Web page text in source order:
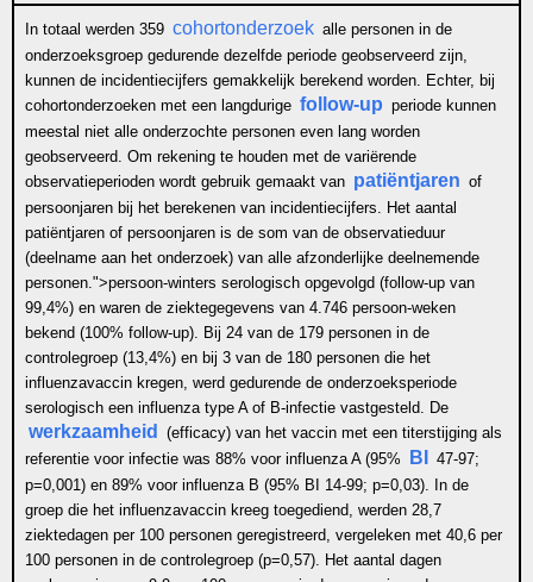
In totaal werden 359 cohortonderzoek alle personen in de
onderzoeksgroep gedurende dezelfde periode geobserveerd zijn,
kunnen de incidentiecijfers gemakkelijk berekend worden. Echter, bij
cohortonderzoeken met een langdurige follow-up periode kunnen
meestal niet alle onderzochte personen even lang worden
geobserveerd. Om rekening te houden met de variërende
observatieperioden wordt gebruik gemaakt van patiëntjaren of
persoonjaren bij het berekenen van incidentiecijfers. Het aantal
patiëntjaren of persoonjaren is de som van de observatieduur
(deelname aan het onderzoek) van alle afzonderlijke deelnemende
personen.">persoon-winters serologisch opgevolgd (follow-up van
99,4%) en waren de ziektegegevens van 4.746 persoon-weken
bekend (100% follow-up). Bij 24 van de 179 personen in de
controlegroep (13,4%) en bij 3 van de 180 personen die het
influenzavaccin kregen, werd gedurende de onderzoeksperiode
serologisch een influenza type A of B-infectie vastgesteld. De
werkzaamheid (efficacy) van het vaccin met een titerstijging als
referentie voor infectie was 88% voor influenza A (95%
BI
47-97;
p=0,001) en 89% voor influenza B (95% BI 14-99; p=0,03). In de
groep die het influenzavaccin kreeg toegediend, werden 28,7
ziektedagen per 100 personen geregistreerd, vergeleken met 40,6 per
100 personen in de controlegroep (p=0,57). Het aantal dagen